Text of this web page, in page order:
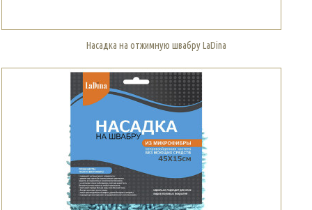
Насадка на отжимную швабру LaDina